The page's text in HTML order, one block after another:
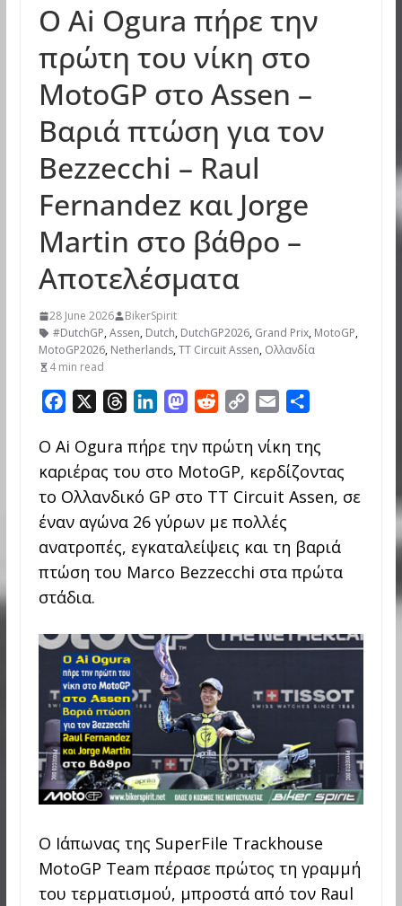
Ο Ai Ogura πήρε την
πρώτη του νίκη στο
MotoGP στο Assen –
Βαριά πτώση για τον
Bezzecchi – Raul
Fernandez και Jorge
Martin στο βάθρο –
Αποτελέσματα
28 June 2026
BikerSpirit
#DutchGP,Assen, Dutch, DutchGP2026, Grand Prix, MotoGP,
MotoGP2026, Netherlands,TT Circuit Assen, Ολλανδία
4 min read
c
e
b
o
o
k
r
e
a
d
s
n
k
e
d
I
n
M
s
t
o
d
o
n
d
d
i
t
p
y
L
i
n
k
a
i
l
a
r
e
Ο Ai Ogura πήρε την πρώτη νίκη της
καριέρας του στο MotoGP, κερδίζοντας
το Ολλανδικό GP στο TT Circuit Assen, σε
έναν αγώνα 26 γύρων με πολλές
ανατροπές, εγκαταλείψεις και τη βαριά
πτώση του Marco Bezzecchi στα πρώτα
στάδια.
Ο Ιάπωνας της SuperFile Trackhouse
MotoGP Team πέρασε πρώτος τη γραμμή
του τερματισμού, μπροστά από τον Raul